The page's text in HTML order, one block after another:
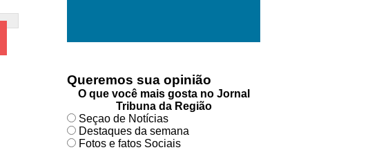
Queremos sua opinião
O que você mais gosta no Jornal
Tribuna da Região
Seçao de Notícias
Destaques da semana
Fotos e fatos Sociais